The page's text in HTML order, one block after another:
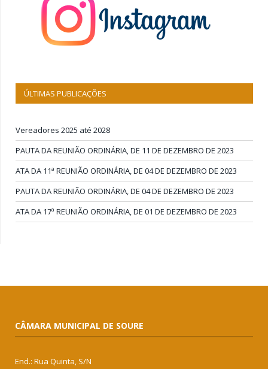
ÚLTIMAS PUBLICAÇÕES
Vereadores 2025 até 2028
PAUTA DA REUNIÃO ORDINÁRIA, DE 11 DE DEZEMBRO DE 2023
ATA DA 11ª REUNIÃO ORDINÁRIA, DE 04 DE DEZEMBRO DE 2023
PAUTA DA REUNIÃO ORDINÁRIA, DE 04 DE DEZEMBRO DE 2023
ATA DA 17ª REUNIÃO ORDINÁRIA, DE 01 DE DEZEMBRO DE 2023
CÂMARA MUNICIPAL DE SOURE
End.: Rua Quinta, S/N